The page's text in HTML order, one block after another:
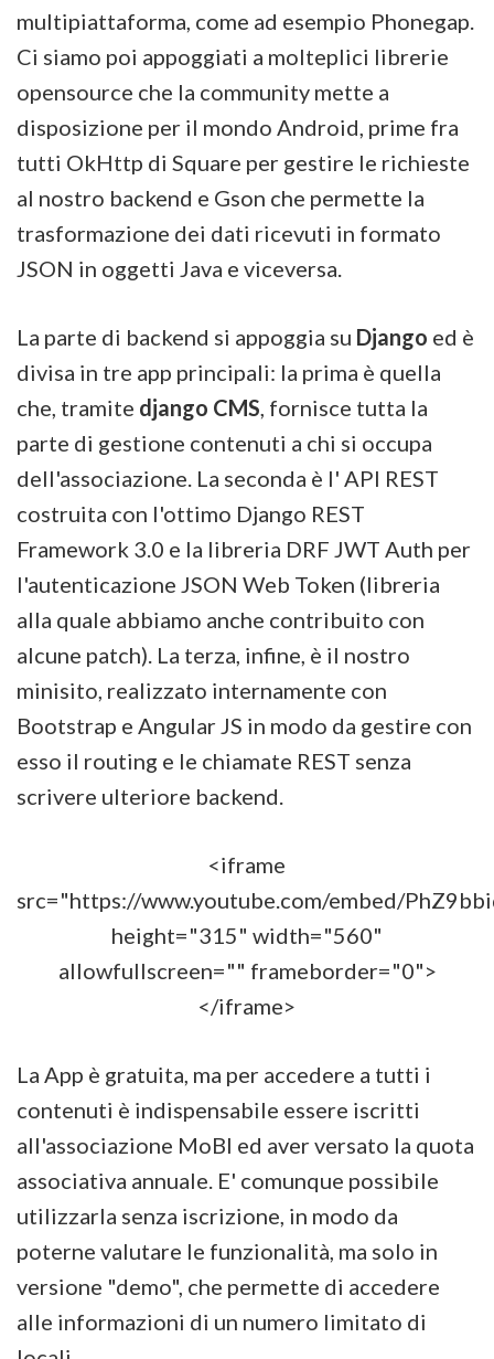
multipiattaforma, come ad esempio Phonegap.
Ci siamo poi appoggiati a molteplici librerie
opensource che la community mette a
disposizione per il mondo Android, prime fra
tutti OkHttp di Square per gestire le richieste
al nostro backend e Gson che permette la
trasformazione dei dati ricevuti in formato
JSON in oggetti Java e viceversa.
La parte di backend si appoggia su Django ed è
divisa in tre app principali: la prima è quella
che, tramite django CMS, fornisce tutta la
parte di gestione contenuti a chi si occupa
dell'associazione. La seconda è l' API REST
costruita con l'ottimo Django REST
Framework 3.0 e la libreria DRF JWT Auth per
l'autenticazione JSON Web Token (libreria
alla quale abbiamo anche contribuito con
alcune patch). La terza, infine, è il nostro
minisito, realizzato internamente con
Bootstrap e Angular JS in modo da gestire con
esso il routing e le chiamate REST senza
scrivere ulteriore backend.
<iframe
src="https://www.youtube.com/embed/
height="315" width="560"
allowfullscreen="" frameborder="0">
</iframe>
La App è gratuita, ma per accedere a tutti i
contenuti è indispensabile essere iscritti
all'associazione MoBI ed aver versato la quota
associativa annuale. E' comunque possibile
utilizzarla senza iscrizione, in modo da
poterne valutare le funzionalità, ma solo in
versione "demo", che permette di accedere
alle informazioni di un numero limitato di